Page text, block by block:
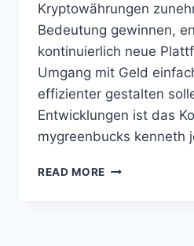
Kryptowährungen
Bedeutung gewinnen,
kontinuierlich neue
Umgang mit Geld
effizienter gestalten
Entwicklungen ist das
mygreenbucks kenneth
READ MORE MYGREENBUCKS